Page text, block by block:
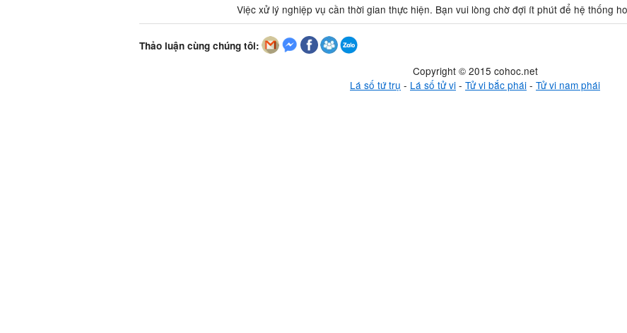
Việc xử lý nghiệp vụ cần thời gian thực hiện. Bạn vui lòng chờ đợi ít phút để hệ thống
Thảo luận cùng chúng tôi:
Copyright © 2015 cohoc.net
Lá số tứ trụ - Lá số tử vi - Tử vi bắc phái - Tử vi nam phái